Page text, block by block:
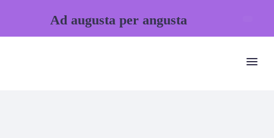
Ad augusta per angusta